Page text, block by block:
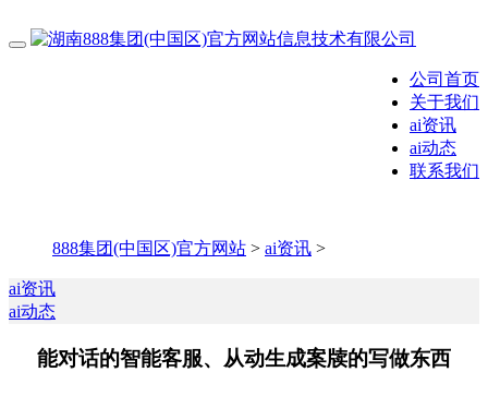
公司首页
关于我们
ai资讯
ai动态
联系我们
888集团(中国区)官方网站 > ai资讯 >
ai资讯
ai动态
能对话的智能客服、从动生成案牍的写做东西